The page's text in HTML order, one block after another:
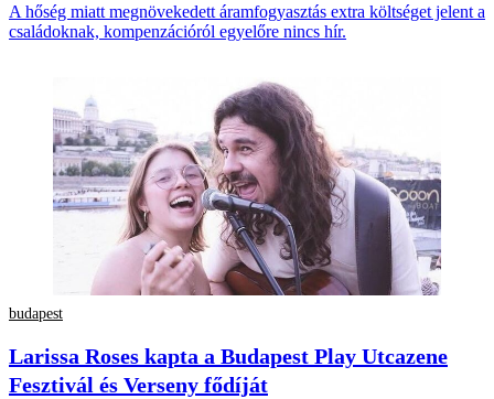
A hőség miatt megnövekedett áramfogyasztás extra költséget jelent a
családoknak, kompenzációról egyelőre nincs hír.
budapest
Larissa Roses kapta a Budapest Play Utcazene
Fesztivál és Verseny fődíját